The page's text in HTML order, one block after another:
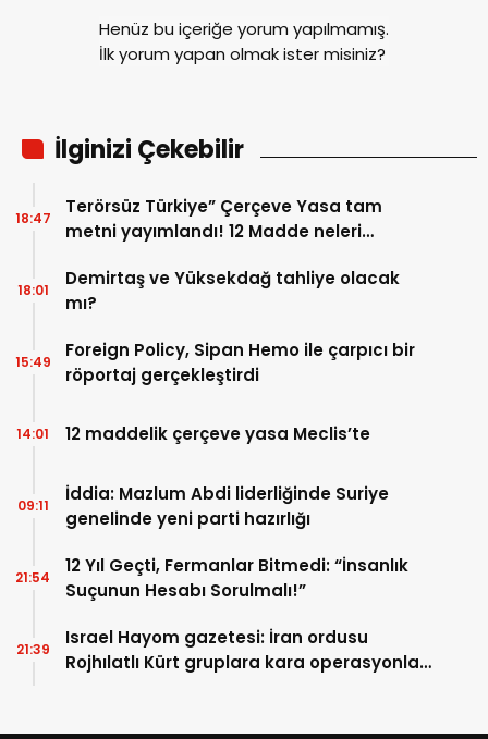
Henüz bu içeriğe yorum yapılmamış.
İlk yorum yapan olmak ister misiniz?
İlginizi Çekebilir
Terörsüz Türkiye” Çerçeve Yasa tam
metni yayımlandı! 12 Madde neleri
18:47
Demirtaş ve Yüksekdağ tahliye olacak
mı?
18:01
Foreign Policy, Sipan Hemo ile çarpıcı bir
röportaj gerçekleştirdi
15:49
12 maddelik çerçeve yasa Meclis’te
14:01
İddia: Mazlum Abdi liderliğinde Suriye
genelinde yeni parti hazırlığı
09:11
12 Yıl Geçti, Fermanlar Bitmedi: “İnsanlık
Suçunun Hesabı Sorulmalı!”
21:54
Israel Hayom gazetesi: İran ordusu
Rojhılatlı Kürt gruplara kara operasyonları
21:39